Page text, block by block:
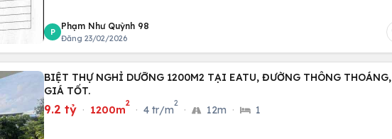
P
Phạm Như Quỳnh 98
Đăng 23/02/2026
BIỆT THỰ NGHỈ DƯỠNG 1200M2 TẠI EATU, ĐƯỜNG THÔNG THOÁNG,
GIÁ TỐT.
9.2 tỷ · 1200m
2
· 4 tr/m
2
· 12m · 1